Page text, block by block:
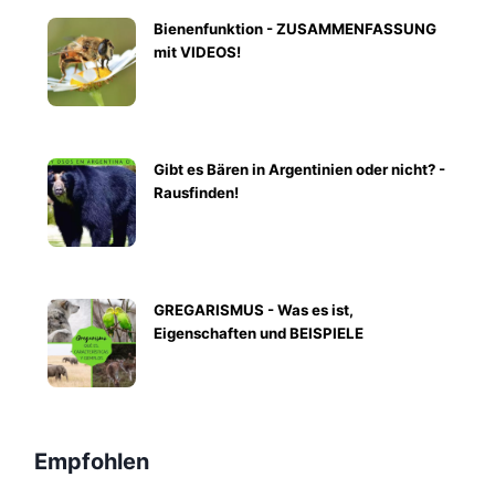
Bienenfunktion - ZUSAMMENFASSUNG
mit VIDEOS!
Gibt es Bären in Argentinien oder nicht? -
Rausfinden!
GREGARISMUS - Was es ist,
Eigenschaften und BEISPIELE
Empfohlen